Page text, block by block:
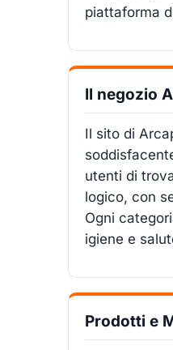
piattaforma
Il negozio
Il sito di
utenti di
logico, con
Ogni
igiene e
Prodotti e